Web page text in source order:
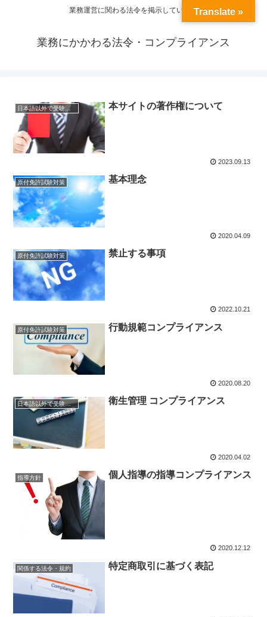
業務運営に関わる法令を掲示しています
業務にかかわる法令・コンプライアンス
日本語以外で受験する場合 本サイトの著作権について
2023.09.13
原付免許試験対策 基本理念
2020.04.09
原付免許試験対策 禁止する事項
2022.10.21
原付免許試験対策 行動規範コンプライアンス
2020.08.20
日本語以外で受験する場合 衛生管理 コンプライアンス
2020.04.02
指導方針 個人指導の指導コンプライアンス
2020.12.12
関係する法令・規約 特定商取引に基づく表記
Translate »